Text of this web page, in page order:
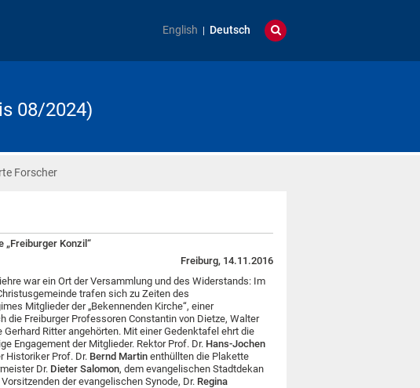
English Deutsch
08/2024)
Forscher
„Freiburger Konzil“
Freiburg, 14.11.2016
war ein Ort der Versammlung und des Widerstands: Im
trafen sich zu Zeiten des
Mitglieder der „Bekennenden Kirche“, einer
die Freiburger Professoren Constantin von Dietze, Walter
Ritter angehörten. Mit einer Gedenktafel ehrt die
Engagement der Mitglieder. Rektor Prof. Dr. Hans-Jochen
Historiker Prof. Dr. Bernd Martin enthüllten die Plakette
Dr. Dieter Salomon, dem evangelischen Stadtdekan
der evangelischen Synode, Dr. Regina